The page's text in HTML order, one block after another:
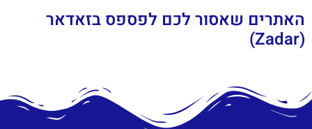
האתרים שאסור לכם לפספס בזאדאר
(Zadar)